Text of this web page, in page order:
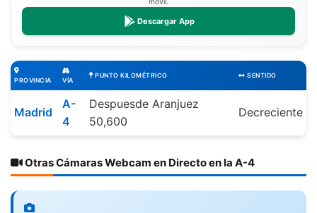
móvil.
Descargar App
PROVINCIA VÍA
PUNTO KILOMÉTRICO SENTIDO
Madrid
A-
4
Despuesde Aranjuez
50,600
Decreciente
Otras Cámaras Webcam en Directo en la A-4